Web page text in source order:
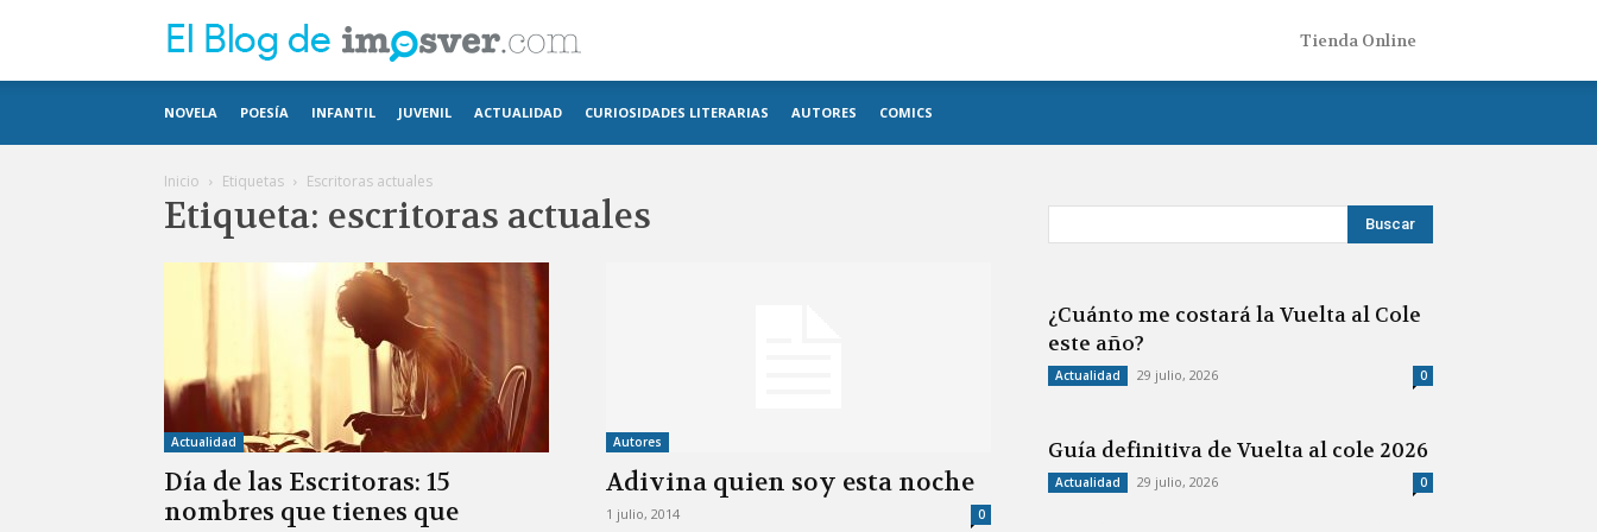
imosver
Tienda Online
NOVELA POESÍA INFANTIL JUVENIL ACTUALIDAD CURIOSIDADES LITERARIAS AUTORES COMICS
Inicio Etiquetas Escritoras actuales
Etiqueta: escritoras actuales
Actualidad
Día de las Escritoras: 15
nombres que tienes que
Autores
Adivina quien soy esta noche
1 julio, 2014 0
¿Cuánto me costará la Vuelta al Cole
este año?
Actualidad 29 julio, 2026 0
Guía definitiva de Vuelta al cole 2026
Actualidad 29 julio, 2026 0